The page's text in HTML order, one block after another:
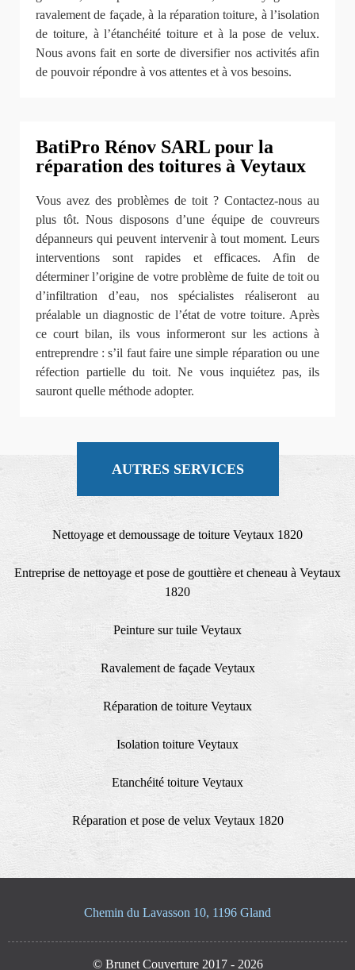
ravalement de façade, à la réparation toiture, à l’isolation
de toiture, à l’étanchéité toiture et à la pose de velux.
Nous avons fait en sorte de diversifier nos activités afin
de pouvoir répondre à vos attentes et à vos besoins.
BatiPro Rénov SARL pour la
réparation des toitures à Veytaux
Vous avez des problèmes de toit ? Contactez-nous au
plus tôt. Nous disposons d’une équipe de couvreurs
dépanneurs qui peuvent intervenir à tout moment. Leurs
interventions sont rapides et efficaces. Afin de
déterminer l’origine de votre problème de fuite de toit ou
d’infiltration d’eau, nos spécialistes réaliseront au
préalable un diagnostic de l’état de votre toiture. Après
ce court bilan, ils vous informeront sur les actions à
entreprendre : s’il faut faire une simple réparation ou une
réfection partielle du toit. Ne vous inquiétez pas, ils
sauront quelle méthode adopter.
AUTRES SERVICES
Nettoyage et demoussage de toiture Veytaux 1820
Entreprise de nettoyage et pose de gouttière et cheneau à Veytaux
1820
Peinture sur tuile Veytaux
Ravalement de façade Veytaux
Réparation de toiture Veytaux
Isolation toiture Veytaux
Etanchéité toiture Veytaux
Réparation et pose de velux Veytaux 1820
Chemin du Lavasson 10, 1196 Gland
© Brunet Couverture 2017 - 2026